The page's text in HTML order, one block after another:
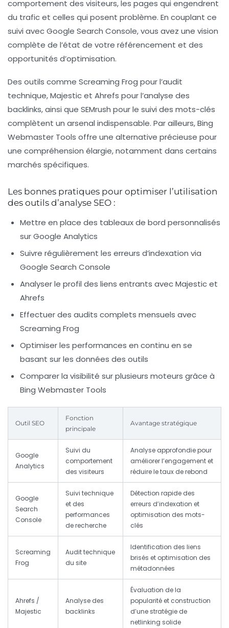
comportement des visiteurs, les pages qui engendrent
du trafic et celles qui posent problème. En couplant ce
suivi avec Google Search Console, vous avez une vision
complète de l’état de votre référencement et des
opportunités d’optimisation.
Des outils comme Screaming Frog pour l’audit
technique, Majestic et Ahrefs pour l’analyse des
backlinks, ainsi que SEMrush pour le suivi des mots-clés
complètent un arsenal indispensable. Par ailleurs, Bing
Webmaster Tools offre une alternative précieuse pour
une compréhension élargie, notamment dans certains
marchés spécifiques.
Les bonnes pratiques pour optimiser l’utilisation
des outils d’analyse SEO :
Mettre en place des tableaux de bord personnalisés
sur Google Analytics
Suivre régulièrement les erreurs d’indexation via
Google Search Console
Analyser le profil des liens entrants avec Majestic et
Ahrefs
Effectuer des audits complets mensuels avec
Screaming Frog
Optimiser les performances en continu en se
basant sur les données des outils
Comparer la visibilité sur plusieurs moteurs grâce à
Bing Webmaster Tools
Outil SEO
Fonction
principale
Avantage stratégique
Google
Analytics
Suivi du
comportement
des visiteurs
Analyse approfondie pour
améliorer l’engagement et
réduire le taux de rebond
Google
Search
Console
Suivi technique
et des
performances
de recherche
Détection rapide des
erreurs d’indexation et
optimisation des mots-
clés
Screaming
Frog
Audit technique
du site
Identification des liens
brisés et optimisation des
métadonnées
Ahrefs /
Majestic
Analyse des
backlinks
Évaluation de la
popularité et construction
d’une stratégie de
netlinking solide